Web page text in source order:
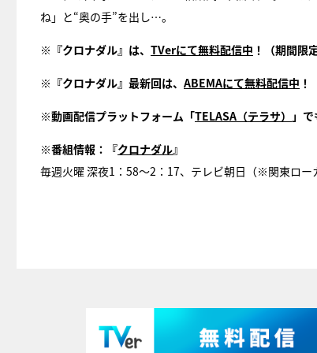
ね」と“奥の手”を出し…。
※『クロナダル』は、 TVerにて無料配信中 ！（期間限定
※『クロナダル』最新回は、 ABEMAにて無料配信中 ！
※動画配信プラットフォーム「TELASA（テラサ） 」
※番組情報：『クロナダル』
毎週火曜 深夜1：58～2：17、テレビ朝日（※関東ロー